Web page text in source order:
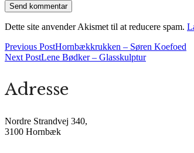
Dette site anvender Akismet til at reducere spam.
Previous PostHornbækkrukken – Søren Koefoed
Next PostLene Bødker – Glasskulptur
Adresse
Nordre Strandvej 340,
3100 Hornbæk